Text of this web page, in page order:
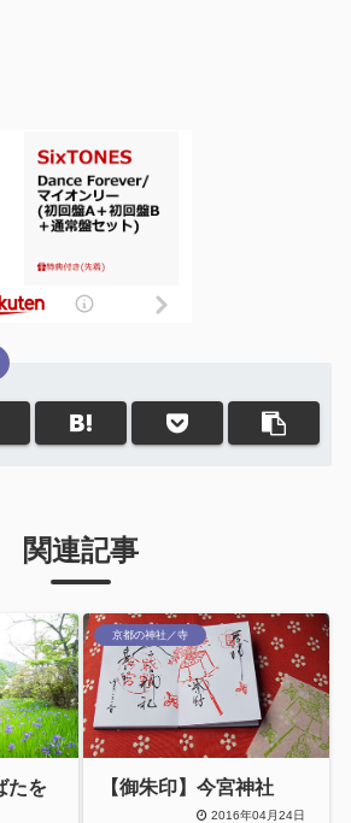
関連記事
たを
京都の神社／寺
【御朱印】今宮神社
2016年04月24日